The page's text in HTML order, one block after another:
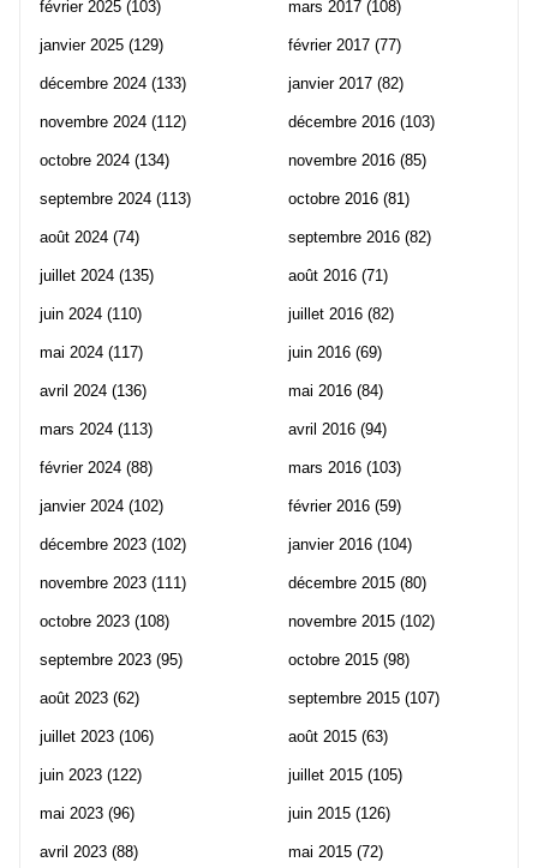
février 2025 (103)
janvier 2025 (129)
décembre 2024 (133)
novembre 2024 (112)
octobre 2024 (134)
septembre 2024 (113)
août 2024 (74)
juillet 2024 (135)
juin 2024 (110)
mai 2024 (117)
avril 2024 (136)
mars 2024 (113)
février 2024 (88)
janvier 2024 (102)
décembre 2023 (102)
novembre 2023 (111)
octobre 2023 (108)
septembre 2023 (95)
août 2023 (62)
juillet 2023 (106)
juin 2023 (122)
mai 2023 (96)
avril 2023 (88)
mars 2017 (108)
février 2017 (77)
janvier 2017 (82)
décembre 2016 (103)
novembre 2016 (85)
octobre 2016 (81)
septembre 2016 (82)
août 2016 (71)
juillet 2016 (82)
juin 2016 (69)
mai 2016 (84)
avril 2016 (94)
mars 2016 (103)
février 2016 (59)
janvier 2016 (104)
décembre 2015 (80)
novembre 2015 (102)
octobre 2015 (98)
septembre 2015 (107)
août 2015 (63)
juillet 2015 (105)
juin 2015 (126)
mai 2015 (72)